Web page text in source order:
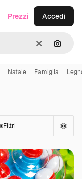
CancellaCerca
Prezzi Accedi
Natale Famiglia
Filtri